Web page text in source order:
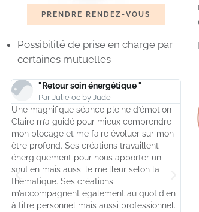
PRENDRE RENDEZ-VOUS
Possibilité de prise en charge par
certaines mutuelles
"Retour soin énergétique "
Par Julie oc by Jude
magnifique séance pleine d’émotion
m’a guidé pour mieux comprendre
blocage et me faire évoluer sur mon
profond. Ses créations travaillent
pour nous apporter un
mais aussi le meilleur selon la
Ses créations
également au quotidien
titre personnel mais aussi professionnel.
J' ai
des
Claire
mes